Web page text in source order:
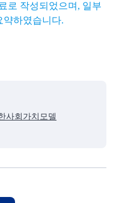
로 작성되었으며, 일부
약하였습니다.
사회가치모델